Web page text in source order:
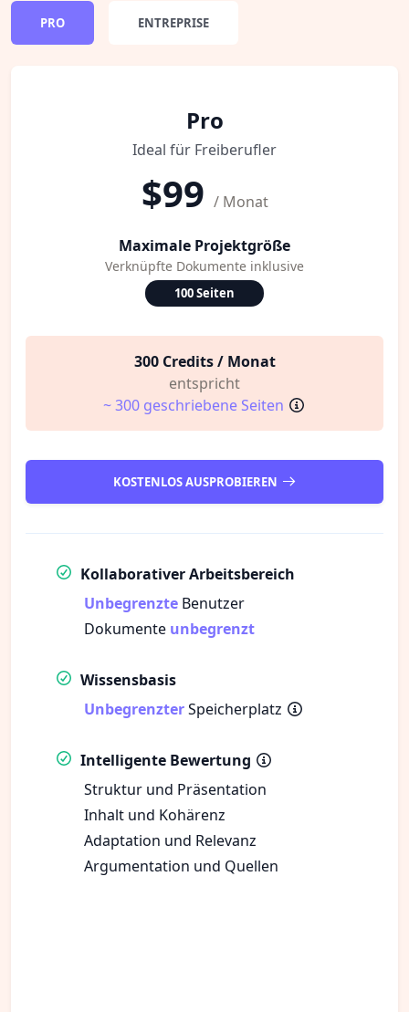
PRO ENTREPRISE
Pro
Ideal für Freiberufler
$99 / Monat
Maximale Projektgröße
Verknüpfte Dokumente inklusive
100 Seiten
300 Credits / Monat
entspricht
~ 300 geschriebene Seiten
KOSTENLOS AUSPROBIEREN
Kollaborativer Arbeitsbereich
Unbegrenzte Benutzer
Dokumente unbegrenzt
Wissensbasis
UnbegrenzterSpeicherplatz
Intelligente Bewertung
Struktur und Präsentation
Inhalt und Kohärenz
Adaptation und Relevanz
Argumentation und Quellen